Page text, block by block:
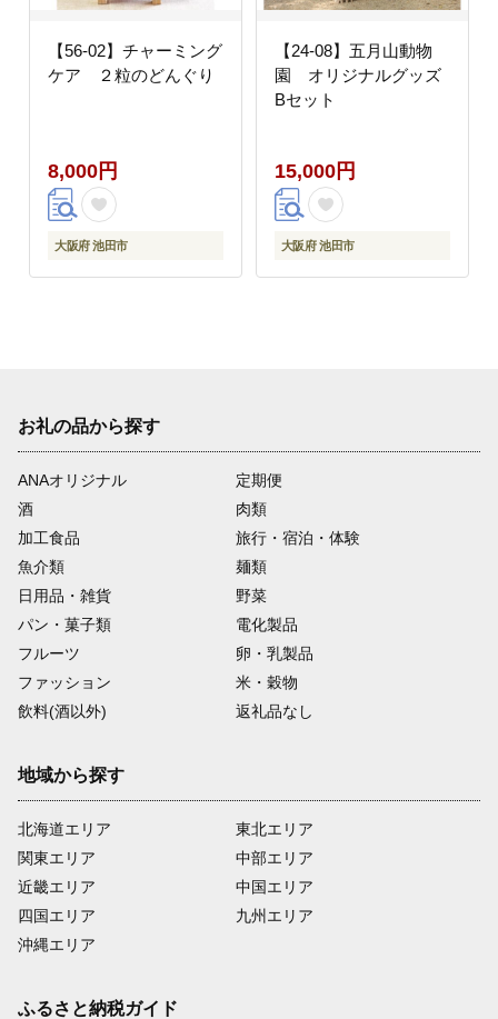
【56-02】チャーミング
ケア ２粒のどんぐり
8,000円
大阪府 池田市
【24-08】五月山動物
園 オリジナルグッズ
Bセット
15,000円
大阪府 池田市
お礼の品から探す
ANAオリジナル
定期便
酒
肉類
加工食品
旅行・宿泊・体験
魚介類
麺類
日用品・雑貨
野菜
パン・菓子類
電化製品
フルーツ
卵・乳製品
ファッション
米・穀物
飲料(酒以外)
返礼品なし
地域から探す
北海道エリア
関東エリア
近畿エリア
四国エリア
沖縄エリア
東北エリア
中部エリア
中国エリア
九州エリア
ふるさと納税ガイド